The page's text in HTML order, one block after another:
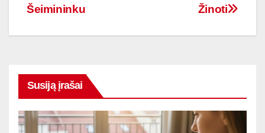
Žinoti
Šeimininku
Susiją įrašai